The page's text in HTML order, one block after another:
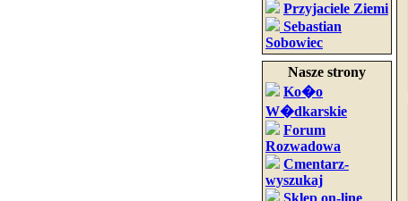
Przyjaciele Ziemi
Sebastian
Sobowiec
Nasze strony
Ko�o
W�dkarskie
Forum
Rozwadowa
Cmentarz-
wyszukaj
Sklep on-line